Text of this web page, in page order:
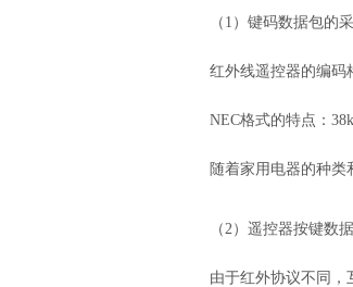
（1）键码数据包的
红外线遥控器的编码
NEC格式的特点：
随着家用电器的种
（2）遥控器按键数
由于红外协议不同